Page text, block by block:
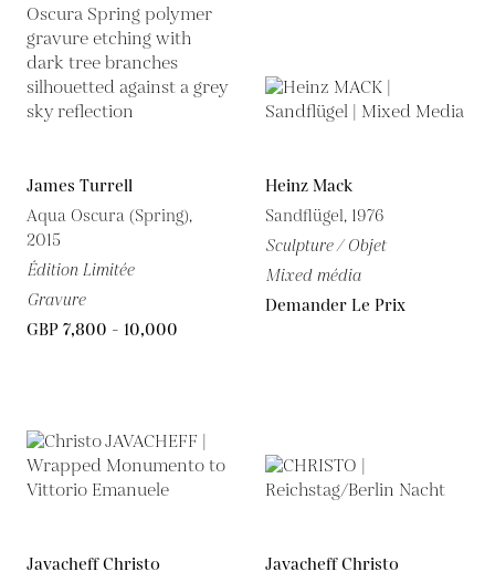
James Turrell
Aqua Oscura (Spring),
2015
Édition Limitée
Gravure
GBP 7,800 - 10,000
Heinz Mack
Sandflügel, 1976
Sculpture / Objet
Mixed média
Demander Le Prix
Javacheff Christo
Javacheff Christo